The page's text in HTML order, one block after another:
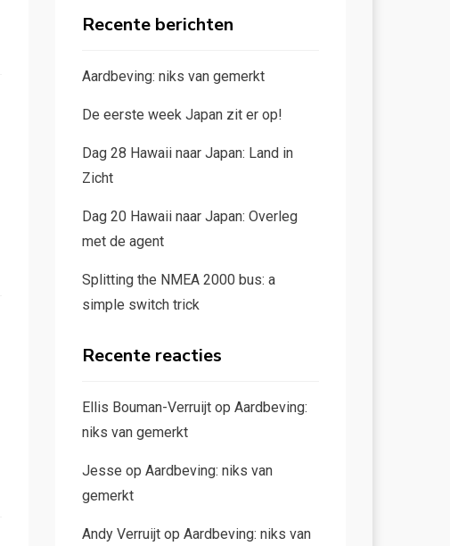
Recente berichten
Aardbeving: niks van gemerkt
De eerste week Japan zit er op!
Dag 28 Hawaii naar Japan: Land in
Zicht
Dag 20 Hawaii naar Japan: Overleg
met de agent
Splitting the NMEA 2000 bus: a
simple switch trick
Recente reacties
Ellis Bouman-Verruijtop Aardbeving:
niks van gemerkt
Jesse op Aardbeving: niks van
gemerkt
Andy Verruijtop Aardbeving: niks van